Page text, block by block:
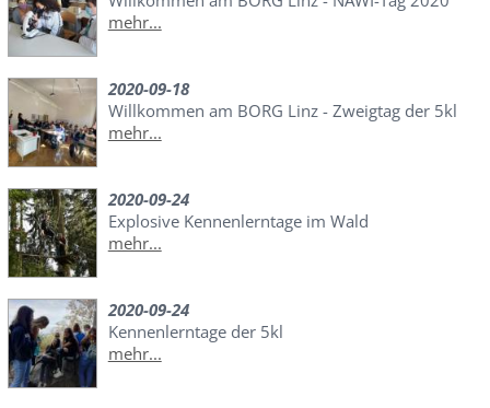
mehr...
2020-09-18
Willkommen am BORG Linz - Zweigtag der 5kl
mehr...
2020-09-24
Explosive Kennenlerntage im Wald
mehr...
2020-09-24
Kennenlerntage der 5kl
mehr...